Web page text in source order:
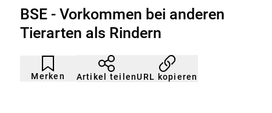
BSE - Vorkommen bei anderen
Tierarten als Rindern
Merken
Artikel
nicht
gemerkt
Durch
Klicken
der
Artikel teilenURL kopieren